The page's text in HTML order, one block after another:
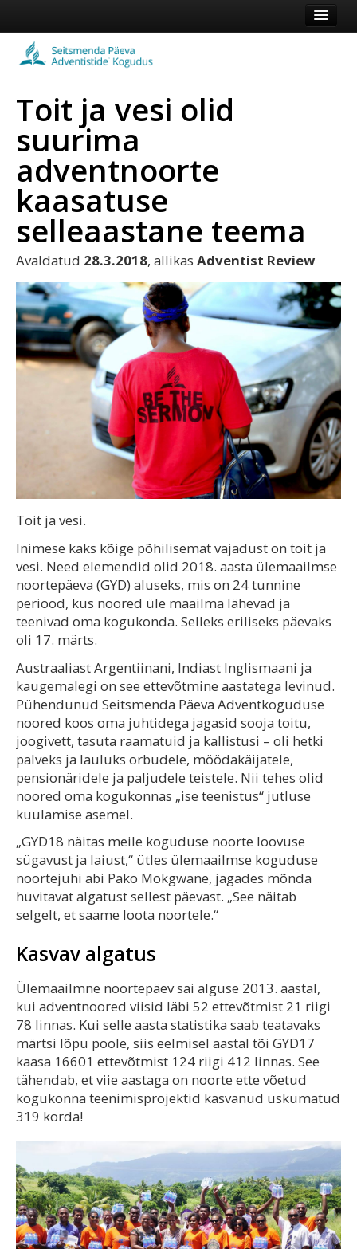
Koduleht
Vaata veel
Logi sisse või registreeru
Toit ja vesi olid
suurima
adventnoorte
kaasatuse
selleaastane teema
Avaldatud 28.3.2018, allikas Adventist Review
Toit ja vesi.
Inimese kaks kõige põhilisemat vajadust on toit ja
vesi. Need elemendid olid 2018. aasta ülemaailmse
noortepäeva (GYD) aluseks, mis on 24 tunnine
periood, kus noored üle maailma lähevad ja
teenivad oma kogukonda. Selleks eriliseks päevaks
oli 17. märts.
Austraaliast Argentiinani, Indiast Inglismaani ja
kaugemalegi on see ettevõtmine aastatega levinud.
Pühendunud Seitsmenda Päeva Adventkoguduse
noored koos oma juhtidega jagasid sooja toitu,
joogivett, tasuta raamatuid ja kallistusi – oli hetki
palveks ja lauluks orbudele, möödakäijatele,
pensionäridele ja paljudele teistele. Nii tehes olid
noored oma kogukonnas „ise teenistus“ jutluse
kuulamise asemel.
„GYD18 näitas meile koguduse noorte loovuse
sügavust ja laiust,“ ütles ülemaailmse koguduse
noortejuhi abi Pako Mokgwane, jagades mõnda
huvitavat algatust sellest päevast. „See näitab
selgelt, et saame loota noortele.“
Kasvav algatus
Ülemaailmne noortepäev sai alguse 2013. aastal,
kui adventnoored viisid läbi 52 ettevõtmist 21 riigi
78 linnas. Kui selle aasta statistika saab teatavaks
märtsi lõpu poole, siis eelmisel aastal tõi GYD17
kaasa 16601 ettevõtmist 124 riigi 412 linnas. See
tähendab, et viie aastaga on noorte ette võetud
kogukonna teenimisprojektid kasvanud uskumatud
319 korda!